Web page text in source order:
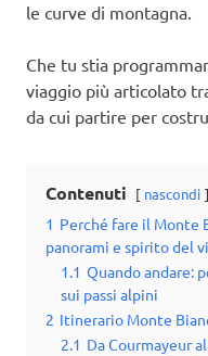
le curve di montagna.
Che tu stia
viaggio più articolato
da cui partire per
Contenuti nascondi
1 Perché fare il Monte
panorami e spirito del
1.1 Quando andare:
sui passi alpini
2 Itinerario Monte
2.1 Da Courmayeur